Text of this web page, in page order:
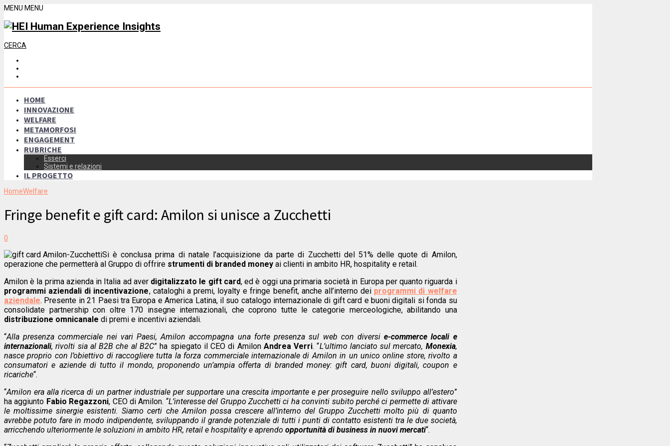
MENU MENU
CERCA
HOME
INNOVAZIONE
WELFARE
METAMORFOSI
ENGAGEMENT
RUBRICHE
Esserci
Sistemi e relazioni
IL PROGETTO
HomeWelfare
Fringe benefit e gift card: Amilon si unisce a Zucchetti
0
Si è conclusa prima di natale l’acquisizione da parte di Zucchetti del 51% delle quote di Amilon,
operazione che permetterà al Gruppo di offrire strumenti di branded money ai clienti in ambito HR, hospitality e retail.
Amilon è la prima azienda in Italia ad aver digitalizzato le gift card, ed è oggi una primaria società in Europa per quanto riguarda i
programmi aziendali di incentivazione, cataloghi a premi, loyalty e fringe benefit, anche all’interno dei programmi di welfare
aziendale. Presente in 21 Paesi tra Europa e America Latina, il suo catalogo internazionale di gift card e buoni digitali si fonda su
consolidate partnership con oltre 170 insegne internazionali, che coprono tutte le categorie merceologiche, abilitando una
distribuzione omnicanale di premi e incentivi aziendali.
“Alla presenza commerciale nei vari Paesi, Amilon accompagna una forte presenza sul web con diversie-commerce locali e
internazionali, rivolti sia al B2B che al B2C” ha spiegato il CEO di Amilon Andrea Verri. “L’ultimo lanciato sul mercato, Monexia,
nasce proprio con l’obiettivo di raccogliere tutta la forza commerciale internazionale di Amilon in un unico online store, rivolto a
consumatori e aziende di tutto il mondo, proponendo un’ampia offerta di branded money: gift card, buoni digitali, coupon e
ricariche“.
“Amilon era alla ricerca di un partner industriale per supportare una crescita importante e per proseguire nello sviluppo all’estero”
ha aggiunto Fabio Regazzoni, CEO di Amilon. “L’interesse del Gruppo Zucchetti ci ha convinti subito perché ci permette di attivare
le moltissime sinergie esistenti. Siamo certi che Amilon possa crescere all’interno del Gruppo Zucchetti molto più di quanto
avrebbe potuto fare in modo indipendente, sviluppando il grande potenziale di tutti i punti di contatto esistenti tra le due società,
arricchendo ulteriormente le soluzioni in ambito HR, retail e hospitality e aprendo opportunità di business in nuovi mercati“.